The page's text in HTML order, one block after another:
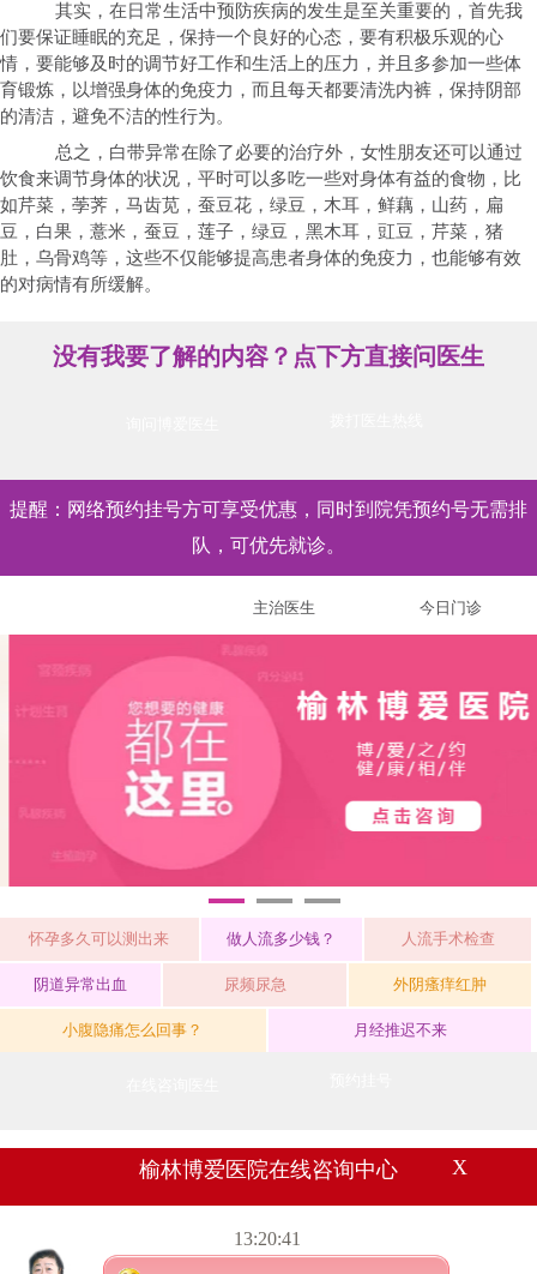
其实，在日常生活中预防疾病的发生是至关重要的，首先我
们要保证睡眠的充足，保持一个良好的心态，要有积极乐观的心
情，要能够及时的调节好工作和生活上的压力，并且多参加一些体
育锻炼，以增强身体的免疫力，而且每天都要清洗内裤，保持阴部
的清洁，避免不洁的性行为。
总之，白带异常在除了必要的治疗外，女性朋友还可以通过
饮食来调节身体的状况，平时可以多吃一些对身体有益的食物，比
如芹菜，荸荠，马齿苋，蚕豆花，绿豆，木耳，鲜藕，山药，扁
豆，白果，薏米，蚕豆，莲子，绿豆，黑木耳，豇豆，芹菜，猪
肚，乌骨鸡等，这些不仅能够提高患者身体的免疫力，也能够有效
的对病情有所缓解。
没有我要了解的内容？点下方直接问医生
提醒：网络预约挂号方可享受优惠，同时到院凭预约号无需排
队，可优先就诊。
主治医生 今日门诊
怀孕多久可以测出来
做人流多少钱？ 人流手术检查
阴道异常出血 尿频尿急 外阴瘙痒红肿
小腹隐痛怎么回事？ 月经推迟不来
榆林博爱医院在线咨询中心 X
13:20:41